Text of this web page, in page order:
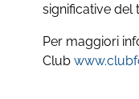
significative del
Per maggiori
Club